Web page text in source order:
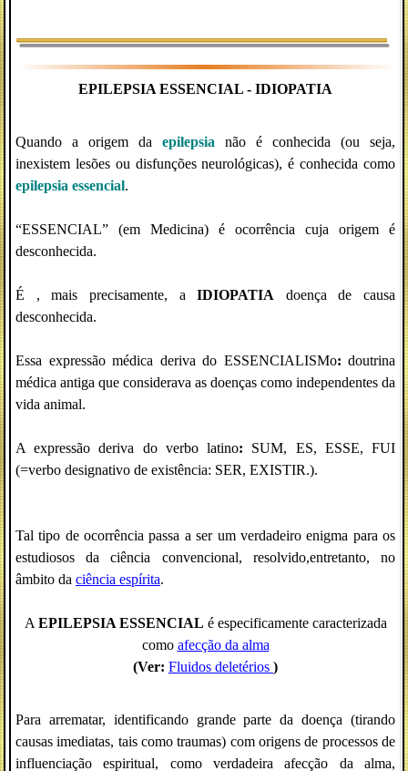
EPILEPSIA ESSENCIAL - IDIOPATIA
Quando a origem da epilepsia não é conhecida (ou seja,
inexistem lesões ou disfunções neurológicas), é conhecida como
epilepsia essencial.
“ESSENCIAL” (em Medicina) é ocorrência cuja origem é
desconhecida.
É , mais precisamente, aIDIOPATIA doença de causa
desconhecida.
Essa expressão médica deriva do ESSENCIALISMo: doutrina
médica antiga que considerava as doenças como independentes da
vida animal.
A expressão deriva do verbo latino: SUM, ES, ESSE, FUI
(=verbo designativo de existência: SER, EXISTIR.).
Tal tipo de ocorrência passa a ser um verdadeiro enigma para os
estudiosos da ciência convencional, resolvido,entretanto, no
âmbito da ciência espírita.
A EPILEPSIA ESSENCIAL é especificamente caracterizada
como afecção da alma
(Ver: Fluidos deletérios )
Para arrematar, identificando grande parte da doença (tirando
causas imediatas, tais como traumas) com origens de processos de
influenciação espiritual, como verdadeira afecção da alma,